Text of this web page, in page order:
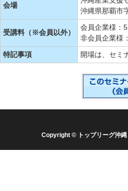
会場
沖縄県那覇市
受講料（※会員以外）
会員企業様：
非会員企業様
特記事項
開場は、セミ
Copyright © トップリーグ沖